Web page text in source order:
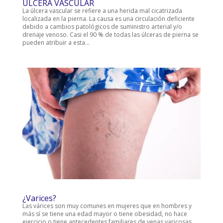
ÚLCERA VASCULAR
La úlcera vascular se refiere a una herida mal cicatrizada
localizada en la pierna. La causa es una circulación deficiente
debido a cambios patológicos de suministro arterial y/o
drenaje venoso. Casi el 90 % de todas las úlceras de pierna se
pueden atribuir a esta...
¿Varices?
Las várices son muy comunes en mujeres que en hombres y
más sí se tiene una edad mayor o tiene obesidad, no hace